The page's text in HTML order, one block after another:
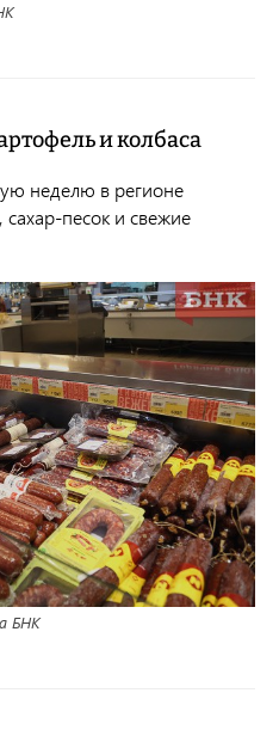
и колбаса
неделю в регионе
песок и свежие
БНК